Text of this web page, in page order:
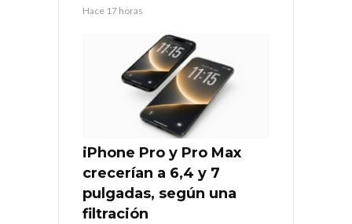
Hace 17 horas
iPhone Pro y Pro Max
crecerían a 6,4 y 7
pulgadas, según una
filtración